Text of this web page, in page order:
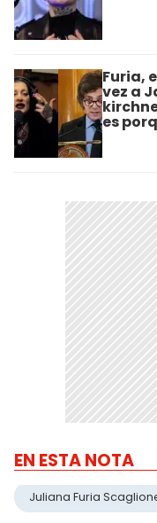
Furia,
vez a
es
EN ESTA NOTA
Juliana Furia